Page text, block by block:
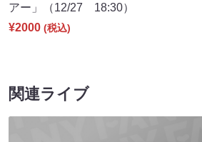
アー」（12/27 18:30）
¥2000 (税込)
関連ライブ